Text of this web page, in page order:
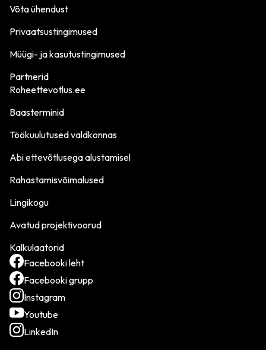
Võta ühendust
Privaatsustingimused
Müügi- ja kasutustingimused
Partnerid
Roheettevotlus.ee
Baasterminid
Töökuulutused valdkonnas
Abi ettevõtlusega alustamisel
Rahastamisvõimalused
Lingikogu
Avatud projektivoorud
Kalkulaatorid
Facebooki leht
Facebooki grupp
Instagram
Youtube
LinkedIn